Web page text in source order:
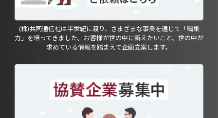
(株)共同通信社は半世紀に渡り、さまざまな事業を通じて「編集
力」を培ってきました。お客様が世の中に訴えたいこと、世の中が
求めている情報を踏まえて企画立案します。